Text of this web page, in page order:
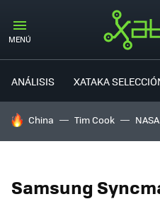
MENÚ
ANÁLISIS XATAKA
HOY SE HABLA DE
China Tim Cook NASA
Samsung